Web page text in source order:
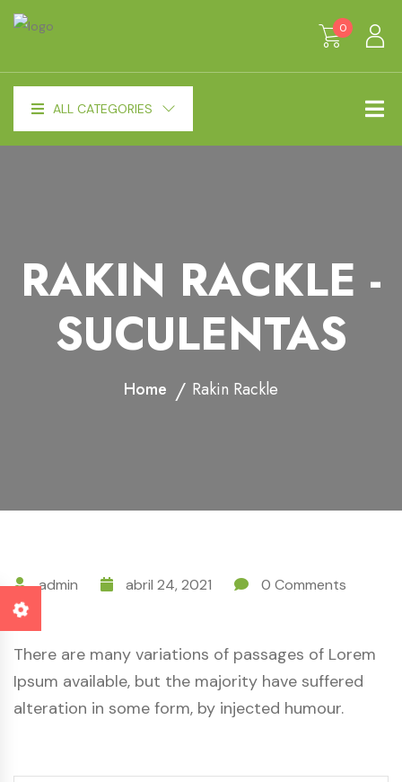
0
ALL CATEGORIES
RAKIN RACKLE -
SUCULENTAS
Home Rakin Rackle
admin abril 24, 2021 0 Comments
There are many variations of passages of Lorem
Ipsum available, but the majority have suffered
alteration in some form, by injected humour.